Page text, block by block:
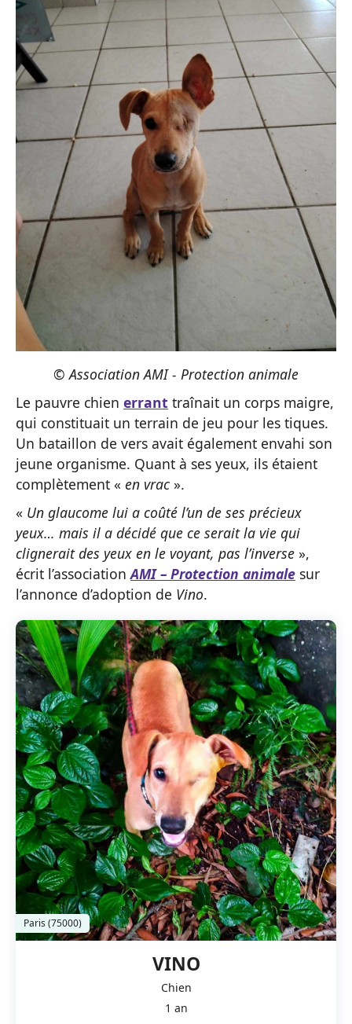
© Association AMI - Protection animale
Le pauvre chien errant traînait un corps maigre,
qui constituait un terrain de jeu pour les tiques.
Un bataillon de vers avait également envahi son
jeune organisme. Quant à ses yeux, ils étaient
complètement « en vrac ».
« Un glaucome lui a coûté l’un de ses précieux
yeux… mais il a décidé que ce serait la vie qui
clignerait des yeux en le voyant, pas l’inverse »,
écrit l’associationAMI – Protection animale sur
l’annonce d’adoption de Vino.
Paris (75000)
VINO
Chien
1 an